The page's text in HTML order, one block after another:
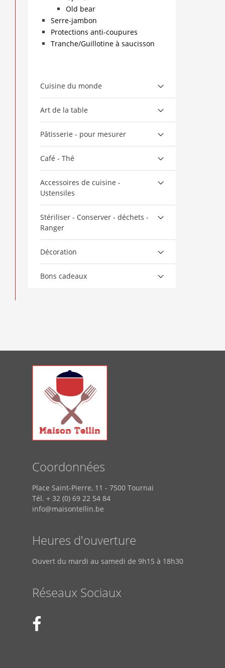
Old bear
Serre-jambon
Protections anti-coupures
Tranche/Guillotine à saucisson
Cuisine du monde
Art de la table
Pâtisserie - pour mesurer
Café - Thé
Accessoires de cuisine -
Ustensiles
Stériliser - Conserver - déchets -
Ranger
Décoration
Bons cadeaux
Coordonnées
Place Saint-Pierre, 11 - 7500 Tournai
Tél. + 32 (0) 69 22 54 84
info@maisontellin.be
Heures d'ouverture
Ouvert du mardi au samedi de 9h15 à 18h30
Réseaux Sociaux